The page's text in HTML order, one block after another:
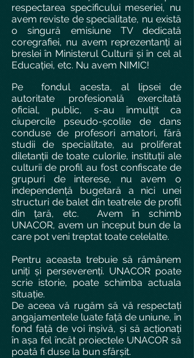
respectarea specificului meseriei, nu
avem reviste de specialitate, nu există
o singură emisiune TV dedicată
coregrafiei, nu avem reprezentanți ai
breslei în Ministerul Culturii și în cel al
Educației, etc. Nu avem NIMIC!
Pe fondul acesta, al lipsei de
autoritate profesională exercitată
oficial, public, s-au înmulțit ca
ciupercile pseudo-școlile de dans
conduse de profesori amatori, fără
studii de specialitate, au proliferat
diletanții de toate culorile, instituții ale
culturii de profil au fost confiscate de
grupuri de interese, nu avem o
independență bugetară a nici unei
structuri de balet din teatrele de profil
din țară, etc. Avem în schimb
UNACOR, avem un început bun de la
care pot veni treptat toate celelalte.
Pentru aceasta trebuie să rămânem
uniți și perseverenți. UNACOR poate
scrie istorie, poate schimba actuala
situație.
De aceea vă rugăm să vă respectați
angajamentele luate față de uniune, în
fond față de voi înșivă, și să acționați
în așa fel încât proiectele UNACOR să
poată fi duse la bun sfârșit.